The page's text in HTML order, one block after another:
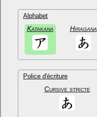
Alphabet
Katakana Hiragana
Police d'écriture
Cursive stricte